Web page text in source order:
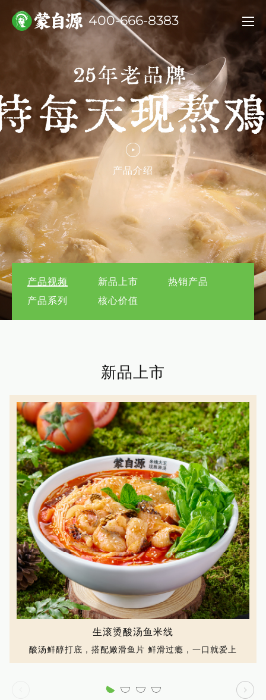
400-666-8383
产品介绍
产品视频 新品上市
热销产品
产品系列
核心价值
新品上市
生滚烫酸汤鱼米线
酸汤鲜醇打底，搭配嫩滑鱼片 鲜滑过瘾，一口就爱上